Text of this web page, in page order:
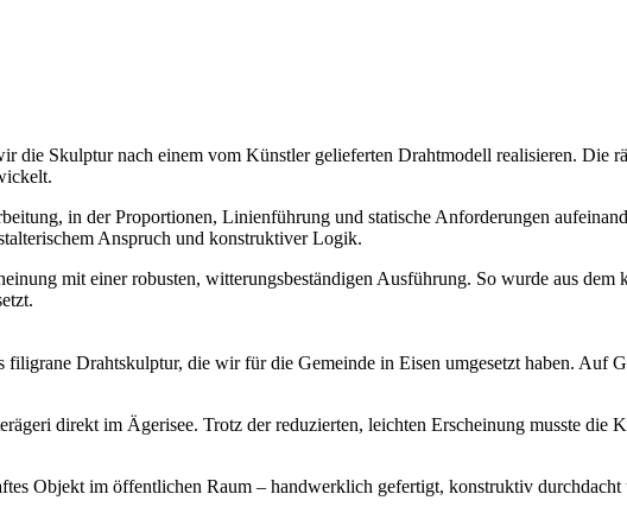
die Skulptur nach einem vom Künstler gelieferten Drahtmodell realisieren. Die
in der Proportionen, Linienführung und statische Anforderungen
Anspruch und konstruktiver Logik.
mit einer robusten, witterungsbeständigen Ausführung. So wurde aus
Drahtskulptur, die wir für die Gemeinde in Eisen umgesetzt haben. Auf
direkt im Ägerisee. Trotz der reduzierten, leichten Erscheinung musste die
Objekt im öffentlichen Raum – handwerklich gefertigt, konstruktiv durchdacht